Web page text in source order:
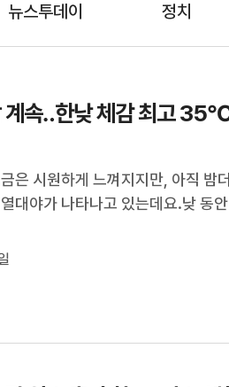
뉴스투데이 정치
계속‥한낮 체감 최고
은 시원하게 느껴지지만, 아직 밤
대야가 나타나고 있는데요.낮 동
.한편, 낮에도 34도까지 오르며 무